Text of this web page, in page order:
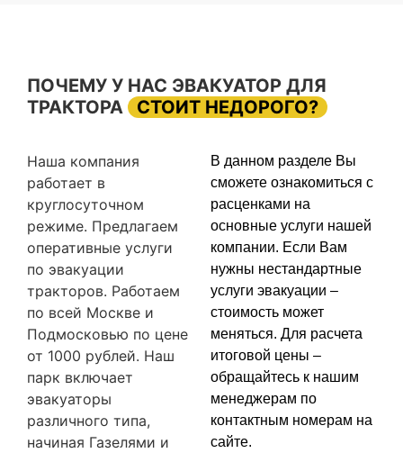
ПОЧЕМУ У НАС ЭВАКУАТОР ДЛЯ
ТРАКТОРА
СТОИТ НЕДОРОГО?
Наша компания
работает в
круглосуточном
режиме. Предлагаем
оперативные услуги
по эвакуации
тракторов. Работаем
по всей Москве и
Подмосковью по цене
от 1000 рублей. Наш
парк включает
эвакуаторы
различного типа,
начиная Газелями и
В данном разделе Вы
сможете ознакомиться с
расценками на
основные услуги нашей
компании. Если Вам
нужны нестандартные
услуги эвакуации –
стоимость может
меняться. Для расчета
итоговой цены –
обращайтесь к нашим
менеджерам по
контактным номерам на
сайте.